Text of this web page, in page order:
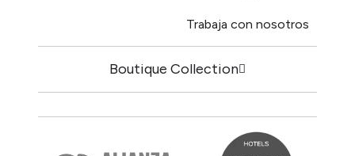
Trabaja con nosotros
Boutique Collection